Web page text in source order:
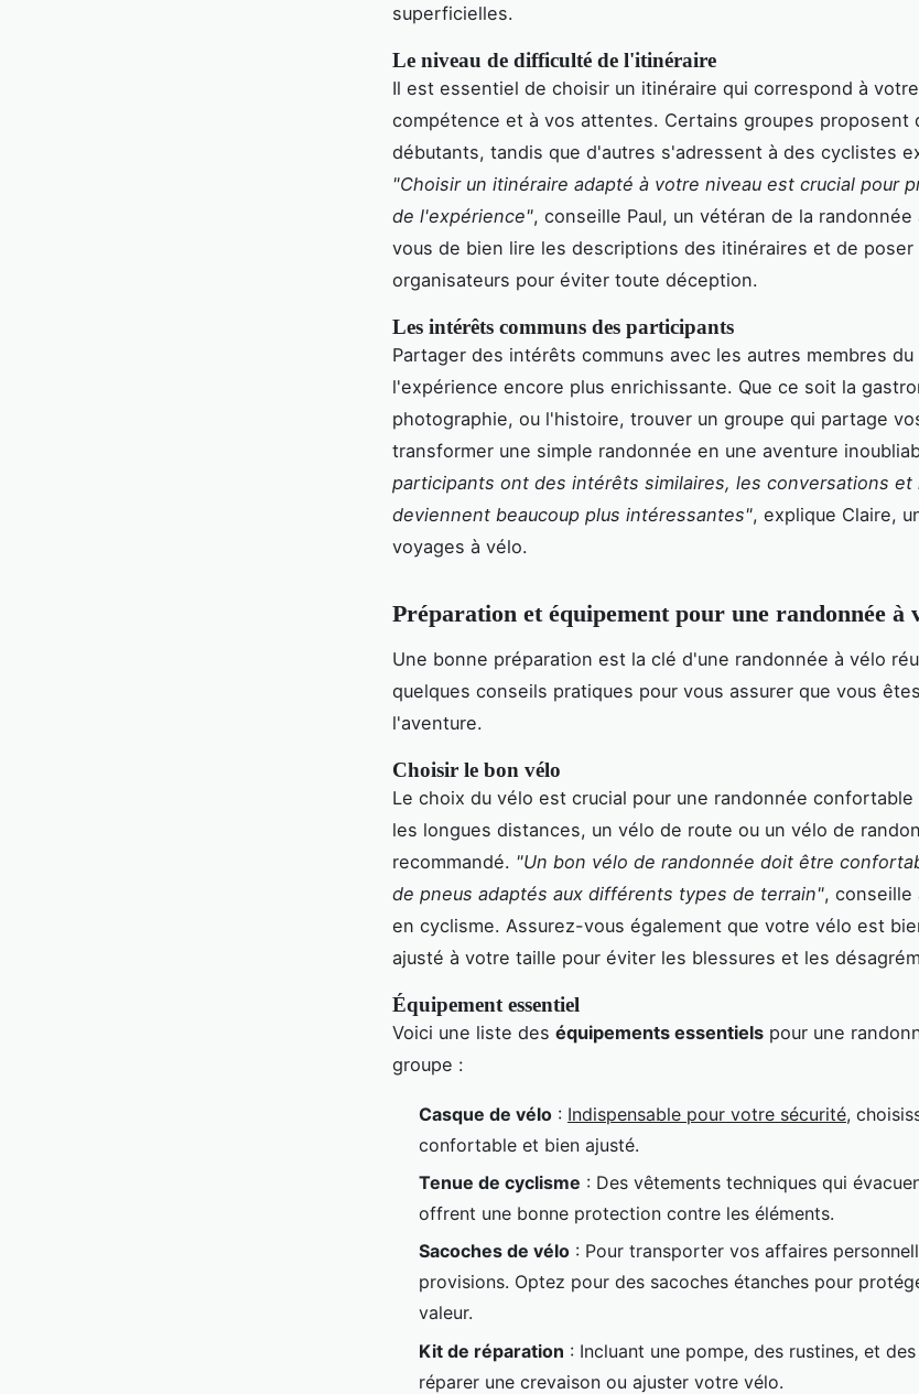
superficielles.
Le niveau de difficulté de l'itinéraire
Il est essentiel de choisir un itinéraire qui correspond à
compétence et à vos attentes. Certains groupes proposent
débutants, tandis que d'autres s'adressent à des cyclistes
"Choisir un itinéraire adapté à votre niveau est crucial pour
de l'expérience", conseille Paul, un vétéran de la
vous de bien lire les descriptions des itinéraires et de poser
organisateurs pour éviter toute déception.
Les intérêts communs des participants
Partager des intérêts communs avec les autres membres
l'expérience encore plus enrichissante. Que ce soit la
photographie, ou l'histoire, trouver un groupe qui partage
transformer une simple randonnée en une aventure
participants ont des intérêts similaires, les conversations et
deviennent beaucoup plus intéressantes", explique Claire,
voyages à vélo.
Préparation et équipement pour une randonnée à
Une bonne préparation est la clé d'une randonnée à vélo
quelques conseils pratiques pour vous assurer que vous
l'aventure.
Choisir le bon vélo
Le choix du vélo est crucial pour une randonnée
les longues distances, un vélo de route ou un vélo de
recommandé. "Un bon vélo de randonnée doit être
de pneus adaptés aux différents types de terrain", conseille
en cyclisme. Assurez-vous également que votre vélo est
ajusté à votre taille pour éviter les blessures et les
Équipement essentiel
Voici une liste des équipements essentiels pour une
groupe :
Casque de vélo : Indispensable pour votre sécurité,
confortable et bien ajusté.
Tenue de cyclisme : Des vêtements techniques qui
offrent une bonne protection contre les éléments.
Sacoches de vélo : Pour transporter vos affaires
provisions. Optez pour des sacoches étanches pour
valeur.
Kit de réparation : Incluant une pompe, des rustines, et
réparer une crevaison ou ajuster votre vélo.